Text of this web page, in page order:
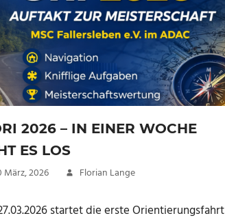
2026 – IN EINER WOCHE
ES LOS
März, 2026 Florian Lange
startet die erste Orientierungsfahrt